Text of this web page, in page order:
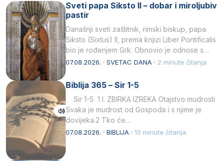
Sveti papa Siksto II – dobar i miroljubiv
pastir
Današnji sveti zaštitnik, rimski biskup, papa
Siksto (Sixtus) II, prema knjizi Liber Pontificalis
bio je rođenjem Grk. Obnovio je odnose s
afričkim…
07.08.2026. · SVETAC DANA · 2 minute čitanja
Biblija 365 – Sir 1-5
Sir 1-5 1 I. ZBIRKA IZREKA Otajstvo mudrosti
Svaka je mudrost od Gospoda i s njime je
dovijeka.2 Tko će…
07.08.2026. · BIBLIJA · 10 minute čitanja